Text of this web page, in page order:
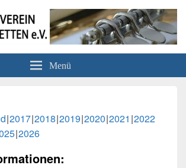
Waldstetten e.V.
Menü
2017 2018 2019 2020 2021 2022
2026